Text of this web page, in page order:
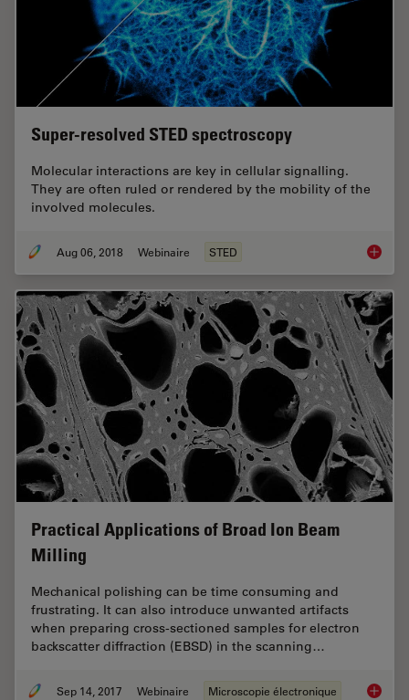
Super-resolved STED spectroscopy
Molecular interactions are key in cellular signalling.
They are often ruled or rendered by the mobility of the
involved molecules.
Aug 06, 2018 Webinaire STED Super-
Practical Applications of Broad Ion Beam
Milling
Mechanical polishing can be time consuming and
frustrating. It can also introduce unwanted artifacts
when preparing cross-sectioned samples for electron
backscatter diffraction (EBSD) in the scanning…
Sep 14, 2017 Webinaire Microscopie électronique